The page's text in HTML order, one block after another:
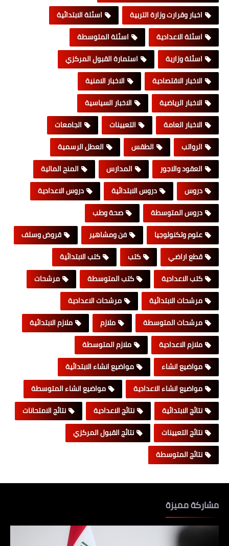
اخبار وقرارت وزارة التربية
اسئلة الابتدائية
اسئلة الاعدادية
اسئلة المتوسطة
اسئلة وزارية
استمارة القبول المركزي
الاخبار الاقتصادية
الاخبار الامنية
الاخبار الرياضية
الاخبار السياسية
الاخبار العامة
التعيينات
الجامعات
الرواتب
الطقس
العطل الرسمية
العقود والاجور
المدارس
المنح المالية
دروس
دروس الابتدائية
دروس الاعدادية
دروس المتوسطة
صحة وطب
علوم وتكنولوجيا
فن ومشاهير
قروض وسلف
قطع اراضي
كتب
كتب الابتدائية
كتب الاعدادية
كتب المتوسطة
مرشحات
مرشحات الابتدائية
مرشحات الاعدادية
مرشحات المتوسطة
ملازم
ملازم الابتدائية
ملازم الاعدادية
ملازم المتوسطة
مواضيع انشاء
مواضيع انشاء الابتدائية
مواضيع انشاء الاعدادية
مواضيع انشاء المتوسطة
نتائج الابتدائية
نتائج الاعدادية
نتائج الامتحانات
نتائج التعيينات
نتائج القبول المركزي
نتائج المتوسطة
مشاركة مميزة